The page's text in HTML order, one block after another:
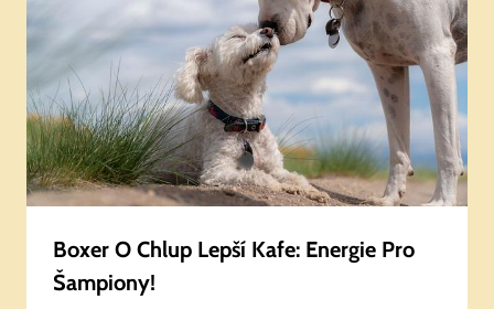
Boxer O Chlup Lepší Kafe: Energie Pro
Šampiony!